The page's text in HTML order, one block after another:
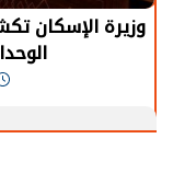
الرئيس
يحتاج إلى